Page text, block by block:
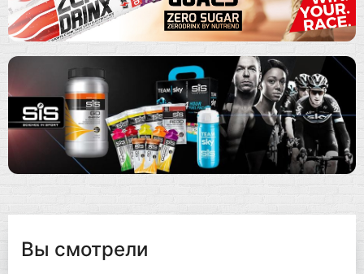
Вы смотрели